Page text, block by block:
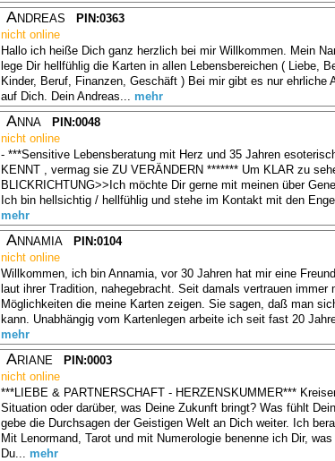
Andreas
PIN:0363
nicht online
Hallo ich heiße Dich ganz herzlich bei mir Willkommen. Mein
lege Dir hellfühlig die Karten in allen Lebensbereichen ( Liebe,
Kinder, Beruf, Finanzen, Geschäft ) Bei mir gibt es nur ehrliche
auf Dich. Dein Andreas... mehr
Anna
PIN:0048
nicht online
- ***Sensitive Lebensberatung mit Herz und 35 Jahren
KENNT , vermag sie ZU VERÄNDERN ******* Um KLAR zu
BLICKRICHTUNG>>Ich möchte Dir gerne mit meinen über
Ich bin hellsichtig / hellfühlig und stehe im Kontakt mit den
mehr
Annamia
PIN:0104
nicht online
Willkommen, ich bin Annamia, vor 30 Jahren hat mir eine
laut ihrer Tradition, nahegebracht. Seit damals vertrauen immer
Möglichkeiten die meine Karten zeigen. Sie sagen, daß man
kann. Unabhängig vom Kartenlegen arbeite ich seit fast 20
mehr
Ariane
PIN:0003
nicht online
***LIEBE & PARTNERSCHAFT - HERZENSKUMMER***
Situation oder darüber, was Deine Zukunft bringt? Was fühlt
gebe die Durchsagen der Geistigen Welt an Dich weiter. Ich
Mit Lenormand, Tarot und mit Numerologie benenne ich Dir,
Du... mehr